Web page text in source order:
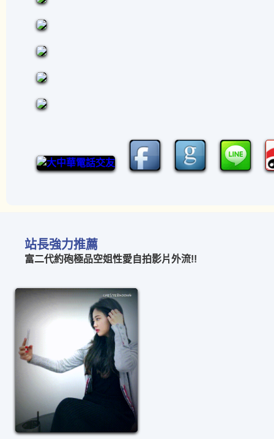
站長強力推薦
富二代約砲極品空姐性愛自拍影片外流!!